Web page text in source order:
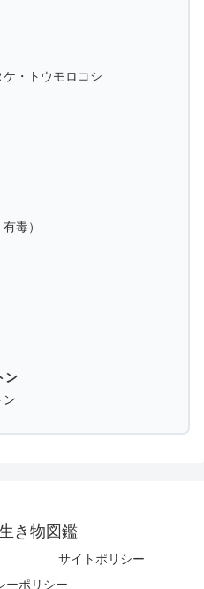
・トウモロコシ
毒）
ン
ン
き物図鑑
サイトポリシー
ーポリシー